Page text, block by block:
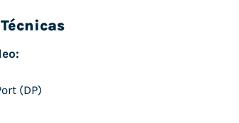
(DP)